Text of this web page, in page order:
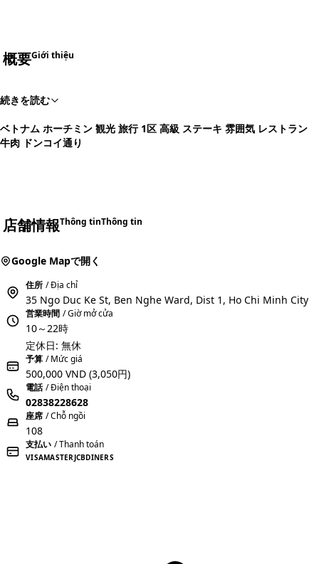
概要Giới thiệu
続きを読む
ベトナム ホーチミン 観光 旅行 1区 高級 ステーキ 雰囲気 レストラン
牛肉 ドンコイ通り
店舗情報Thông tinThông tin
Google Mapで開く
住所 / Địa chỉ
35 Ngo Duc Ke St, Ben Nghe Ward, Dist 1, Ho Chi Minh City
営業時間 / Giờ mở cửa
10～22時
定休日: 無休
予算 / Mức giá
500,000 VND (3,050円)
電話 / Điện thoại
02838228628
座席 / Chỗ ngồi
108
支払い / Thanh toán
VISAMASTERJCBDINERS